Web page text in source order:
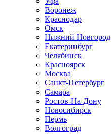
Воронеж
Краснодар
Омск
Нижний Новгород
Екатеринбург
Челябинск
Красноярск
Москва
Санкт-Петербург
Самара
Ростов-На-Дону
Новосибирск
Пермь
Волгоград